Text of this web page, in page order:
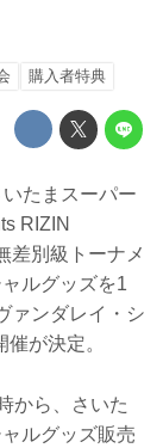
購入者特典
たまスーパー
RIZIN
差別級トーナメ
ルグッズを1
ァンダレイ・シ
が決定。
から、さいた
ルグッズ販売